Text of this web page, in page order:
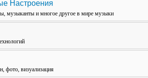
Настроения
музыканты и многое другое в мире музыки
фото, визуализация